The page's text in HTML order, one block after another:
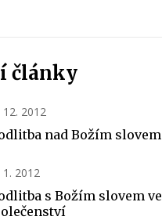
články
12. 2012
nad Božím slovem
1. 2012
s Božím slovem ve